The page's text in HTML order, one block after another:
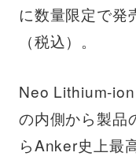
に数量限定で発
（税込）。
Neo Lithium-
の内側から製品
らAnker史上最